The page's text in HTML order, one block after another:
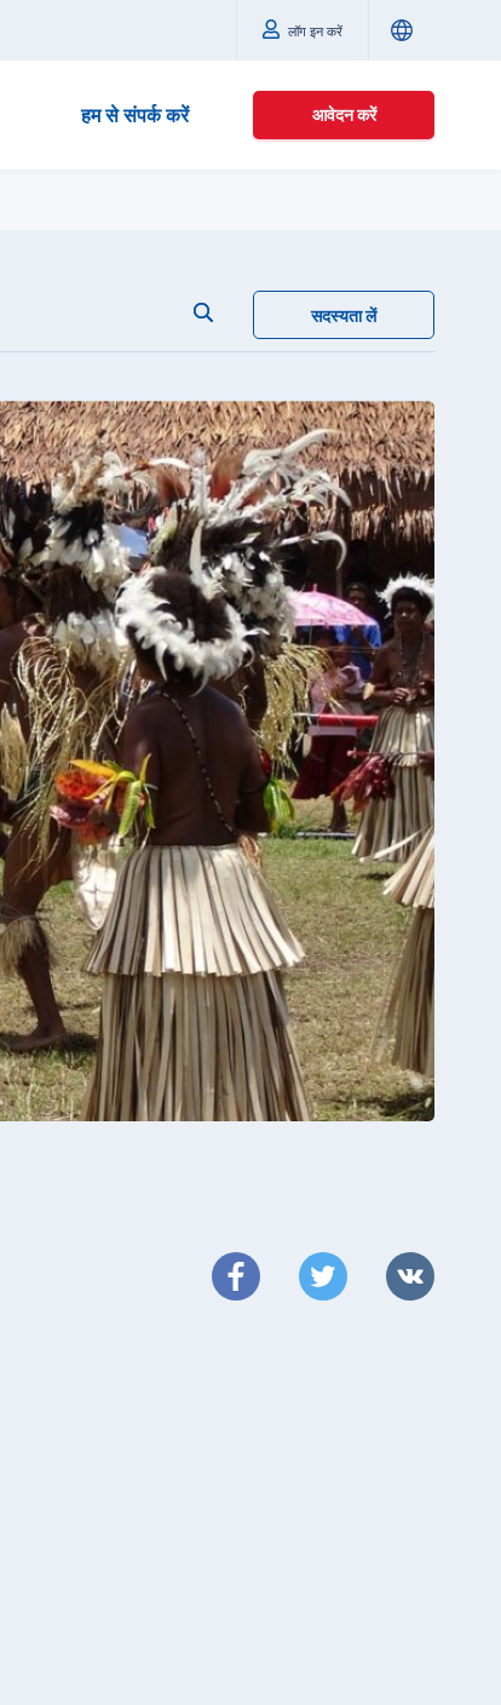
लॉग इन करें
हम से संपर्क करें आवेदन करें
सदस्यता लें